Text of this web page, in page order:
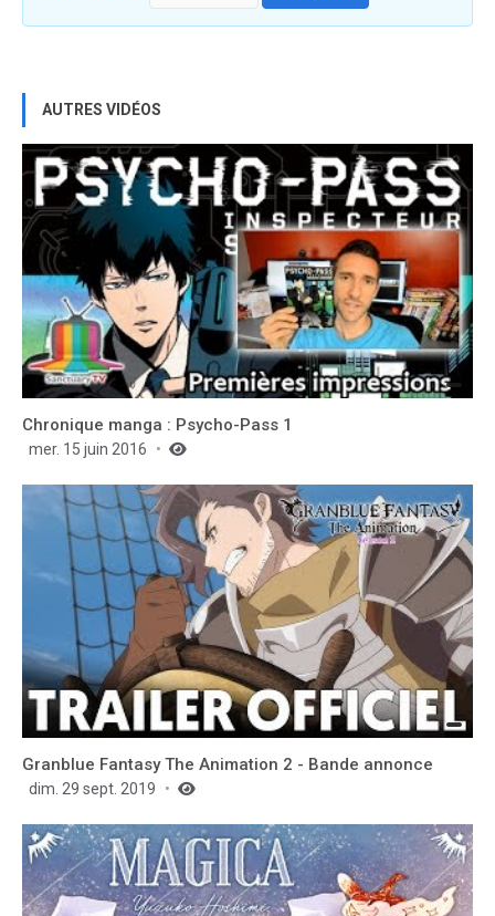
AUTRES VIDÉOS
Chronique manga : Psycho-Pass 1
mer. 15 juin 2016
Granblue Fantasy The Animation 2 - Bande annonce
dim. 29 sept. 2019